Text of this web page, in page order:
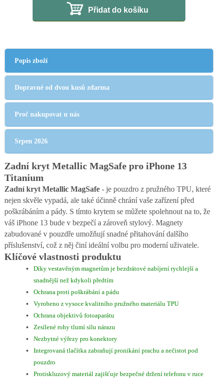
Přidat do košíku
Popis zboží
Dopravné od dvou kusů zdarma
Proč nakupovat u nás
Srpen 2026
Zadní kryt Metallic MagSafe pro iPhone 13
Titanium
Zadní kryt Metallic MagSafe- je pouzdro z pružného TPU, které
nejen skvěle vypadá, ale také účinně chrání vaše zařízení před
poškrábáním a pády. S tímto krytem se můžete spolehnout na to, že
váš iPhone 13 bude v bezpečí a zároveň stylový. Magnety
zabudované v pouzdře umožňují snadné přitahování dalšího
příslušenství, což z něj činí ideální volbu pro moderní uživatele.
Klíčové vlastnosti produktu
Díky vestavěným magnetům je bezdrátové nabíjení rychlejší a
snadnější než kdykoli předtím
Ochrana proti poškrábání a pádu
Vyrobeno z vysoce kvalitního pružného materiálu TPU
Ochrana objektivů fotoaparátu
Zesílené rohy tlumí sílu nárazu
Nezbytné výřezy pro konektory
Integrovaná tlačítka zabraňují pronikání prachu a nečistot pod
pouzdro
Protiskluzový materiál zajišťuje bezpečné držení telefonu v ruce